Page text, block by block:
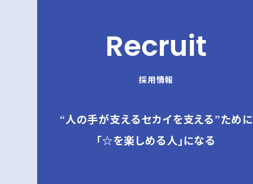
Recruit
採用情報
“人の手が支えるセカイを支える”ために
「☆を楽しめる人」になる